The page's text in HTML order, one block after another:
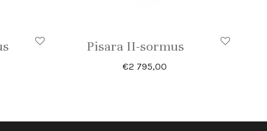
Pisara II-sormus
€2 795,00